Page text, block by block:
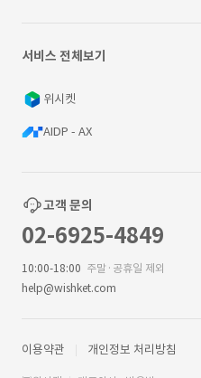
서비스 전체보기
위시켓
AIDP - AX
고객 문의
02-6925-4849
10:00-18:00 주말·공휴일 제외
help@wishket.com
이용약관 개인정보 처리방침